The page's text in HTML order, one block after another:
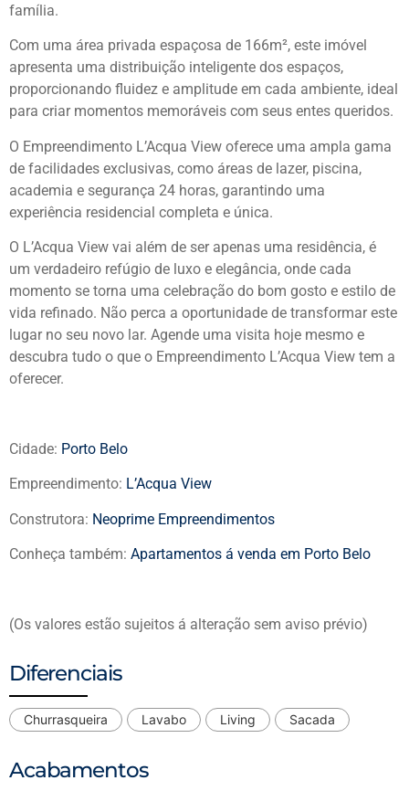
família.
Com uma área privada espaçosa de 166m², este imóvel
apresenta uma distribuição inteligente dos espaços,
proporcionando fluidez e amplitude em cada ambiente, ideal
para criar momentos memoráveis com seus entes queridos.
O Empreendimento L’Acqua View oferece uma ampla gama
de facilidades exclusivas, como áreas de lazer, piscina,
academia e segurança 24 horas, garantindo uma
experiência residencial completa e única.
O L’Acqua View vai além de ser apenas uma residência, é
um verdadeiro refúgio de luxo e elegância, onde cada
momento se torna uma celebração do bom gosto e estilo de
vida refinado. Não perca a oportunidade de transformar este
lugar no seu novo lar. Agende uma visita hoje mesmo e
descubra tudo o que o Empreendimento L’Acqua View tem a
oferecer.
Cidade: Porto Belo
Empreendimento: L’Acqua View
Construtora: Neoprime Empreendimentos
Conheça também: Apartamentos á venda em Porto Belo
(Os valores estão sujeitos á alteração sem aviso prévio)
Diferenciais
Churrasqueira Lavabo Living Sacada
Acabamentos